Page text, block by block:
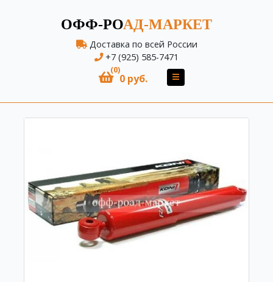
ОФФ-РОАД-МАРКЕТ
Доставка по всей России
+7 (925) 585-7471
(0)
0 руб.